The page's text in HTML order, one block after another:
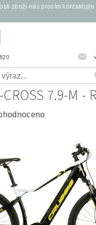
zboží nás prosím kontaktujte
7.9-M -